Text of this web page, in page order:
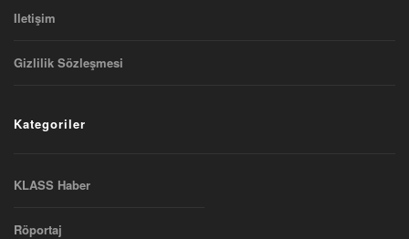
Iletişim
Gizlilik Sözleşmesi
Kategoriler
KLASS Haber
Röportaj